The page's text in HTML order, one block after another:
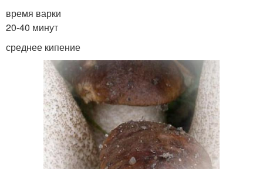
время варки
20-40 минут
среднее кипение